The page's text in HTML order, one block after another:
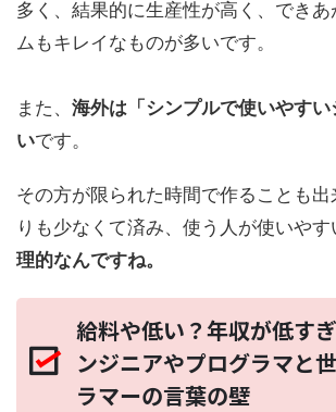
多く、結果的に生産性が高く、できあ
ムもキレイなものが多いです。
また、 海外は「シンプルで使いやす
いです。
その方が限られた時間で作ることも
りも少なくて済み、使う人が使いやす
理的なんですね。
給料や低い？年収が低す
ンジニアやプログラマと
ラマーの言葉の壁